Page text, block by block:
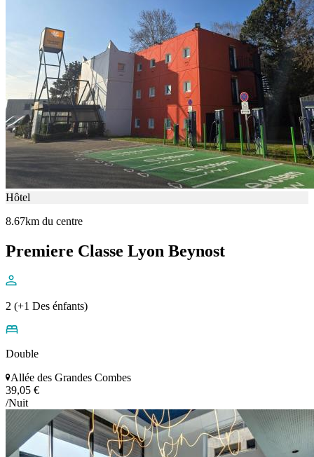
Hôtel
8.67km du centre
Premiere Classe Lyon Beynost
2 (+1 Des énfants)
Double
Allée des Grandes Combes
39,05 €
/Nuit